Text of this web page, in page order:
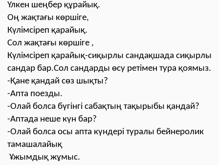
Үлкен шеңбер құрайық.
Оң жақтағы көршіге,
Күлімсіреп қарайық.
Сол жақтағы көршіге ,
Күлімсіреп қарайық-сиқырлы сандақшада сиқырлы
сандар бар.Сол сандарды өсу ретімен тура қоямыз.
-Қане қандай сөз шықты?
-Апта поезды.
-Олай болса бүгінгі сабақтың тақырыбы қандай?
-Аптада неше күн бар?
-Олай болса осы апта күндері туралы бейнеролик
тамашалайық
Ұжымдық жұмыс.